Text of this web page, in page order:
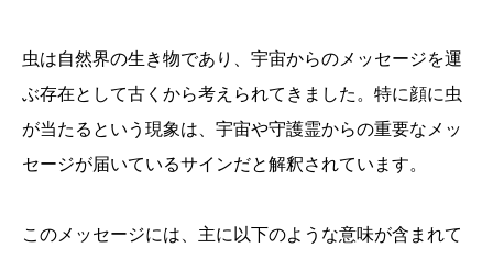
虫は自然界の生き物であり、宇宙からのメッセージを運
ぶ存在として古くから考えられてきました。特に顔に虫
が当たるという現象は、宇宙や守護霊からの重要なメッ
セージが届いているサインだと解釈されています。
このメッセージには、主に以下のような意味が含まれて